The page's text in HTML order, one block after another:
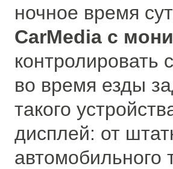
ночное время
CarMedia с
контролировать
во время езды
такого
дисплей: от
автомобильного